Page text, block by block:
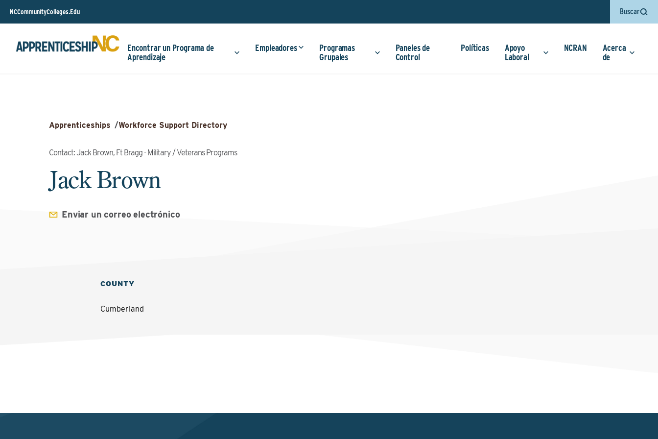
NCCommunityColleges.Edu Buscar
Encontrar un Programa de
Aprendizaje
Empleadores
Programas
Grupales
Paneles de
Control
Políticas
Apoyo
Laboral
NCRAN
Acerca
de
Apprenticeships /Workforce Support Directory
Contact: Jack Brown, Ft Bragg - Military / Veterans Programs
Jack Brown
Enviar un correo electrónico
COUNTY
Cumberland